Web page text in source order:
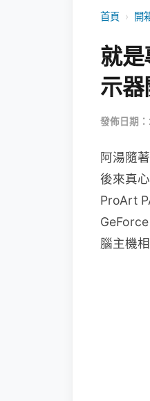
首頁 › 開
就
示器
發佈日期
阿湯隨
後來真
ProArt
腦主機